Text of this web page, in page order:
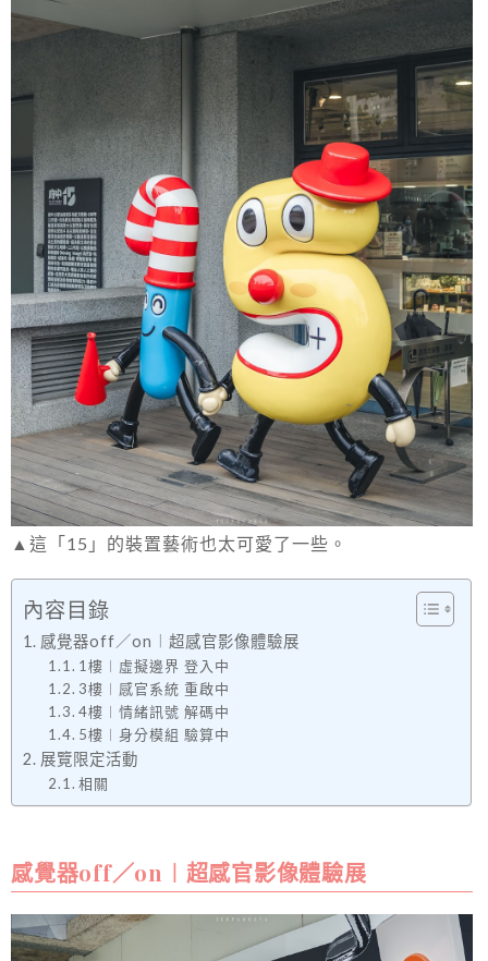
▲這「15」的裝置藝術也太可愛了一些。
內容目錄
感覺器off／on︱超感官影像體驗展
1樓︱虛擬邊界 登入中
3樓︱感官系統 重啟中
4樓︱情緒訊號 解碼中
5樓︱身分模組 驗算中
展覽限定活動
相關
感覺器off／on︱超感官影像體驗展